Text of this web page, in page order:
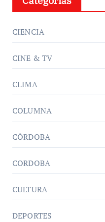
CIENCIA
CINE & TV
CLIMA
COLUMNA
CÓRDOBA
CORDOBA
CULTURA
DEPORTES